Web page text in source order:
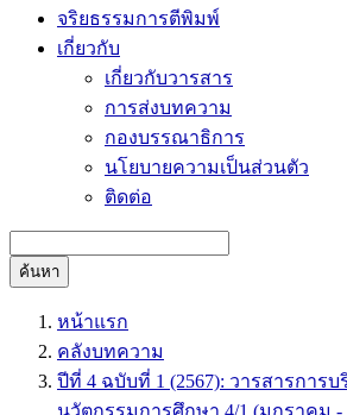
จริยธรรมการตีพิมพ์
เกี่ยวกับ
เกี่ยวกับวารสาร
การส่งบทความ
กองบรรณาธิการ
นโยบายความเป็นส่วนตัว
ติดต่อ
ค้นหา
หน้าแรก
คลังบทความ
ปีที่ 4 ฉบับที่ 1 (2567): วารสารการ
นวัตกรรมการศึกษา 4/1 (มกราคม -